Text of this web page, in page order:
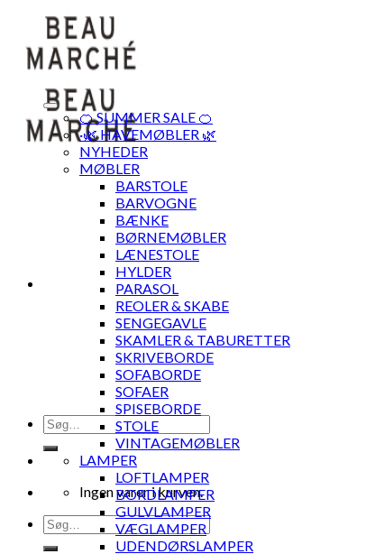
content
Søg
efter:
Ingen varer i kurven.
Søg
efter:
🍊 SUMMER SALE 🍊
·🌿 HAVEMØBLER 🌿
NYHEDER
MØBLER
BARSTOLE
BARVOGNE
BÆNKE
BØRNEMØBLER
LÆNESTOLE
HYLDER
PARASOL
REOLER & SKABE
SENGEGAVLE
SKAMLER & TABURETTER
SKRIVEBORDE
SOFABORDE
SOFAER
SPISEBORDE
STOLE
VINTAGEMØBLER
LAMPER
LOFTLAMPER
BORDLAMPER
GULVLAMPER
VÆGLAMPER
UDENDØRSLAMPER